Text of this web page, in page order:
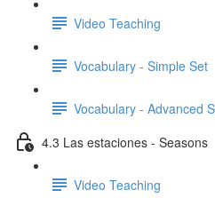
Video Teaching
Vocabulary - Simple Set
Vocabulary - Advanced
4.3 Las estaciones - Seasons
Video Teaching